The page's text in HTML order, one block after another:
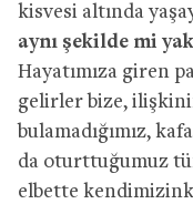
kisvesi altında
aynı şekilde mi
Hayatımıza giren
gelirler bize,
bulamadığımız,
da oturttuğumuz
elbette